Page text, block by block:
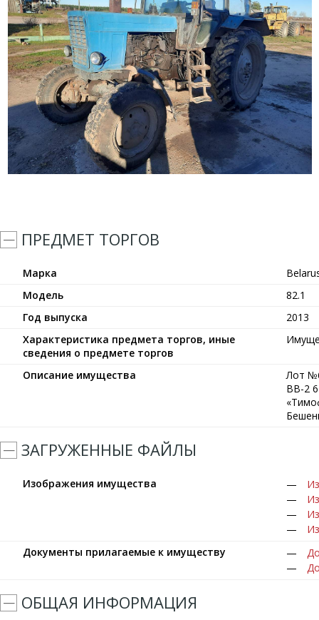
ПРЕДМЕТ ТОРГОВ
Марка
Модель
82.1
Год выпуска
2013
Характеристика предмета торгов, иные
сведения о предмете торгов
Описание имущества
Лот
ВВ-2
ЗАГРУЖЕННЫЕ ФАЙЛЫ
Изображения имущества
Документы прилагаемые к имуществу
ОБЩАЯ ИНФОРМАЦИЯ